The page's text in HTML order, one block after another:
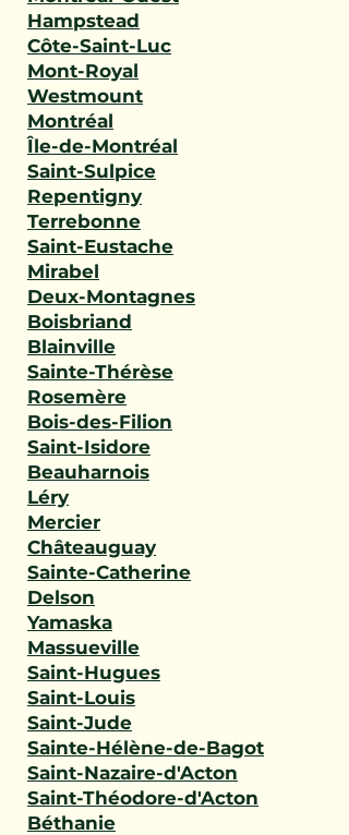
Hampstead
Côte-Saint-Luc
Mont-Royal
Westmount
Montréal
Île-de-Montréal
Saint-Sulpice
Repentigny
Terrebonne
Saint-Eustache
Mirabel
Deux-Montagnes
Boisbriand
Blainville
Sainte-Thérèse
Rosemère
Bois-des-Filion
Saint-Isidore
Beauharnois
Léry
Mercier
Châteauguay
Sainte-Catherine
Delson
Yamaska
Massueville
Saint-Hugues
Saint-Louis
Saint-Jude
Sainte-Hélène-de-Bagot
Saint-Nazaire-d'Acton
Saint-Théodore-d'Acton
Béthanie